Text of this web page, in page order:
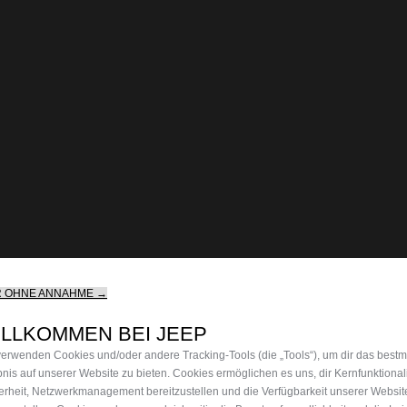
OHNE ANNAHME →
BEI JEEP
Cookies und/oder andere Tracking‑Tools (die „Tools“), um dir das
auf unserer Website zu bieten. Cookies ermöglichen es uns, dir
Netzwerkmanagement bereitzustellen und die Verfügbarkeit unserer